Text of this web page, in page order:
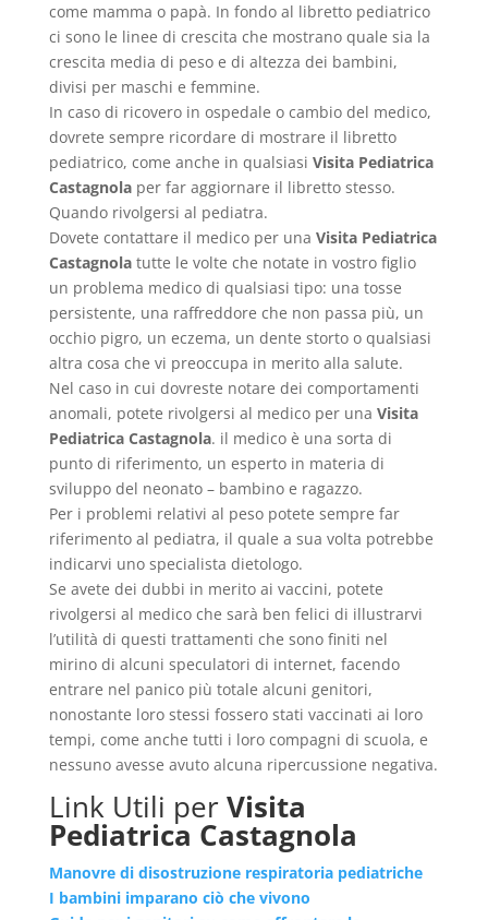
come mamma o papà. In fondo al libretto pediatrico
ci sono le linee di crescita che mostrano quale sia la
crescita media di peso e di altezza dei bambini,
divisi per maschi e femmine.
In caso di ricovero in ospedale o cambio del medico,
dovrete sempre ricordare di mostrare il libretto
pediatrico, come anche in qualsiasi Visita Pediatrica
Castagnolaper far aggiornare il libretto stesso.
Quando rivolgersi al pediatra.
Dovete contattare il medico per una Visita Pediatrica
Castagnolatutte le volte che notate in vostro figlio
un problema medico di qualsiasi tipo: una tosse
persistente, una raffreddore che non passa più, un
occhio pigro, un eczema, un dente storto o qualsiasi
altra cosa che vi preoccupa in merito alla salute.
Nel caso in cui dovreste notare dei comportamenti
anomali, potete rivolgersi al medico per una Visita
Pediatrica Castagnola. il medico è una sorta di
punto di riferimento, un esperto in materia di
sviluppo del neonato – bambino e ragazzo.
Per i problemi relativi al peso potete sempre far
riferimento al pediatra, il quale a sua volta potrebbe
indicarvi uno specialista dietologo.
Se avete dei dubbi in merito ai vaccini, potete
rivolgersi al medico che sarà ben felici di illustrarvi
l’utilità di questi trattamenti che sono finiti nel
mirino di alcuni speculatori di internet, facendo
entrare nel panico più totale alcuni genitori,
nonostante loro stessi fossero stati vaccinati ai loro
tempi, come anche tutti i loro compagni di scuola, e
nessuno avesse avuto alcuna ripercussione negativa.
Link Utili perVisita
Pediatrica Castagnola
Manovre di disostruzione respiratoria pediatriche
I bambini imparano ciò che vivono